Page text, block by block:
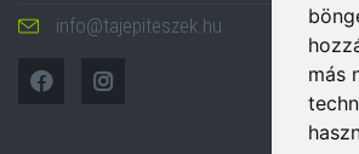
más
info@tajepiteszek.hu